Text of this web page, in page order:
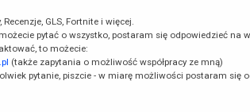
GLS, Fortnite i więcej.
pytać o wszystko, postaram się odpowiedzieć na
to możecie:
(także zapytania o możliwość współpracy ze mną)
pytanie, piszcie - w miarę możliwości postaram się